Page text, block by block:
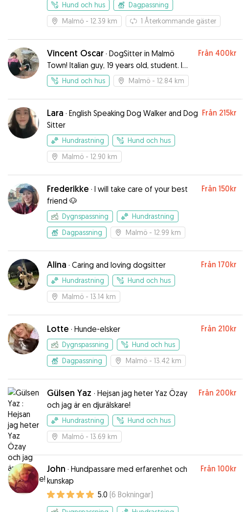
Hund och hus
Dagpassning
Malmö - 12.39 km 1 Återkommande gäster
Vincent Oscar · DogSitter in Malmö
Town! Italian guy, 19 years old, student. I
love dogs!
Från 400kr
Hund och hus Malmö - 12.84 km
Lara · English Speaking Dog Walker and Dog
Sitter
Från 215kr
Hundrastning
Hund och hus
Malmö - 12.90 km
Frederikke · I will take care of your best
friend 🐶
Från 150kr
Dygnspassning
Hundrastning
Dagpassning
Malmö - 12.99 km
Alina · Caring and loving dogsitter Från 170kr
Hundrastning
Hund och hus
Malmö - 13.14 km
Lotte · Hunde-elsker Från 210kr
Dygnspassning
Hund och hus
Dagpassning
Malmö - 13.42 km
Gülsen Yaz · Hejsan jag heter Yaz Özay
och jag är en djurälskare!
Från 200kr
Hundrastning
Hund och hus
Malmö - 13.69 km
John · Hundpassare med erfarenhet och
kunskap
Från 100kr
5.0 (6 Bokningar)